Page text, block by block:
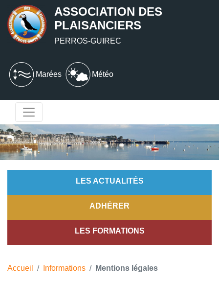
ASSOCIATION DES
PLAISANCIERS
PERROS-GUIREC
Marées Météo
LES ACTUALITÉS
ADHÉRER
LES FORMATIONS
Accueil Informations Mentions légales